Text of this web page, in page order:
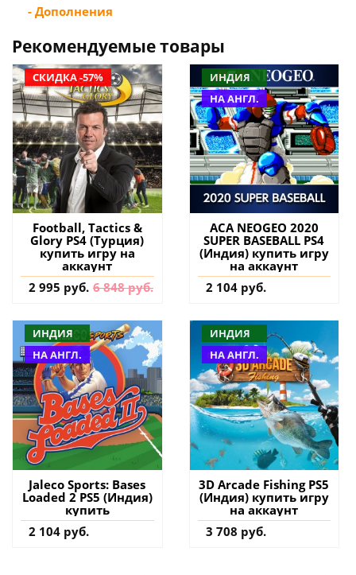
- Дополнения
Рекомендуемые товары
СКИДКА -57%
Football, Tactics &
Glory PS4 (Турция)
купить игру на
аккаунт
2 995 руб. 6 848 руб.
ИНДИЯ
НА АНГЛ.
ACA NEOGEO 2020
SUPER BASEBALL PS4
(Индия) купить игру
на аккаунт
2 104 руб.
ИНДИЯ
НА АНГЛ.
Jaleco Sports: Bases
Loaded 2 PS5 (Индия)
купить
2 104 руб.
ИНДИЯ
НА АНГЛ.
3D Arcade Fishing PS5
(Индия) купить игру
на аккаунт
3 708 руб.